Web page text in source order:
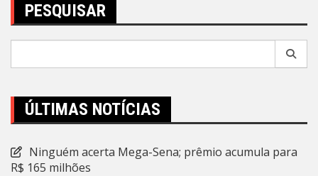
PESQUISAR
ÚLTIMAS NOTÍCIAS
Ninguém acerta Mega-Sena; prêmio acumula para
R$ 165 milhões